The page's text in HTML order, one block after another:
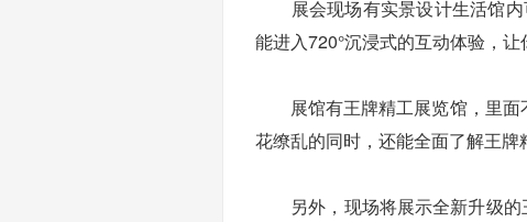
展会现场有实景设计生活馆内
能进入720°沉浸式的互动体验，让
展馆有王牌精工展览馆，里面
花缭乱的同时，还能全面了解王牌
另外，现场将展示全新升级的